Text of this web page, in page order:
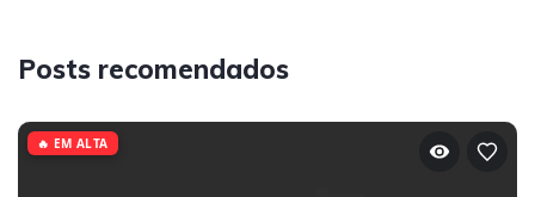
Posts recomendados
🔥 EM ALTA